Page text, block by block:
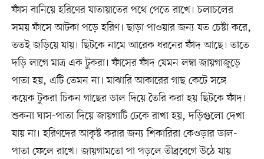
ফাঁস বানিয়ে হরিণের যাতায়াতের পথে পেতে রাখে। চলাচলের
সময় ফাঁসে আটকা পড়ে হরিণ। ছাড়া পাওয়ার জন্য যত চেষ্টা করে,
ততই জড়িয়ে যায়। ছিটকে নামে আরেক ধরনের ফাঁদ আছে। তাতে
দড়ি লাগে মাত্র এক টুকরা। ফাঁসের ফাঁদ যেমন লম্বা জায়গাজুড়ে
পাতা হয়, এটি তেমন না। মাঝারি আকারের গাছ কেটে সঙ্গে
কয়েক টুকরা চিকন গাছের ডাল দিয়ে তৈরি করা হয় ছিটকে ফাঁদ।
শুকনা ঘাস-পাতা দিয়ে জায়গাটি ঢেকে রাখা হয়, দড়িগুলো দেখা
যায় না। হরিণদের আকৃষ্ট করার জন্য শিকারিরা কেওড়ার ডাল-
পাতা ফেলে রাখে। জায়গামতো পা পড়লে তীব্রবেগে উঠে যায়